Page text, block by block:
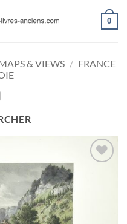
0
& VIEWS / FRANCE